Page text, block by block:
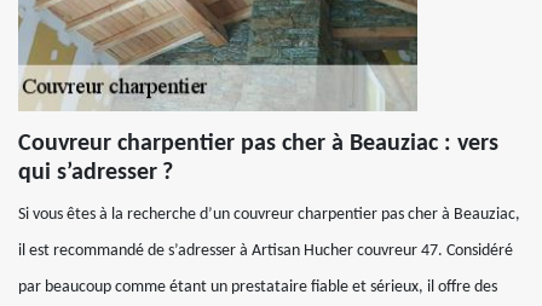
Couvreur charpentier pas cher à Beauziac : vers
qui s’adresser ?
Si vous êtes à la recherche d’un couvreur charpentier pas cher à Beauziac,
il est recommandé de s’adresser à Artisan Hucher couvreur 47. Considéré
par beaucoup comme étant un prestataire fiable et sérieux, il offre des